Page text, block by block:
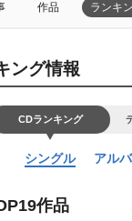
作品 ランキ
ング情報
CDランキング
シングル アル
作品